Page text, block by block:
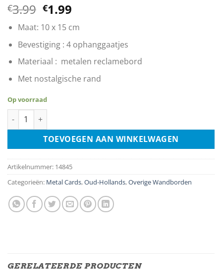
€3.99 Oorspronkelijke
prijs
was:
€3.99.
€1.99
is:
€1.99.
Maat: 10 x 15 cm
Bevestiging : 4 ophanggaatjes
Materiaal : metalen reclamebord
Met nostalgische rand
Op voorraad
Royal Holland Lloyd to South America aantal
TOEVOEGEN AAN WINKELWAGEN
Artikelnummer: 14845
Categorieën: Metal Cards,Oud-Hollands,Overige Wandborden
GERELATEERDE PRODUCTEN